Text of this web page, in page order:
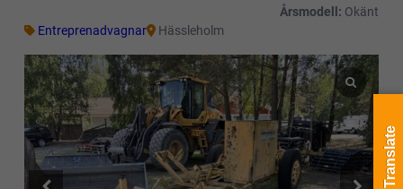
Årsmodell: Okänt
Entreprenadvagnar
Hässleholm
Translate